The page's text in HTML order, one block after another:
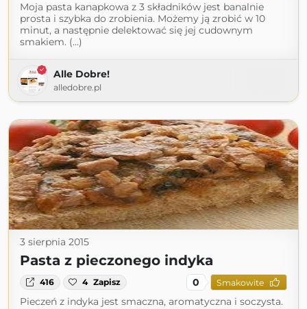
Moja pasta kanapkowa z 3 składników jest banalnie
prosta i szybka do zrobienia. Możemy ją zrobić w 10
minut, a następnie delektować się jej cudownym
smakiem. (...)
Alle Dobre!
alledobre.pl
3 sierpnia 2015
Pasta z pieczonego indyka
416 4 Zapisz 0 Smakowite
Pieczeń z indyka jest smaczna, aromatyczna i soczysta.